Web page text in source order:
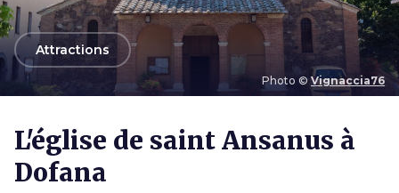
Photo © Vignaccia76
arrow_back
Attractions
L'église de saint Ansanus à
Dofana